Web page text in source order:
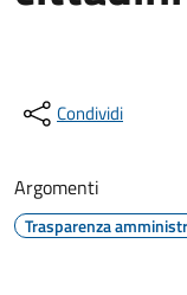
Condividi
Argomenti
Trasparenza